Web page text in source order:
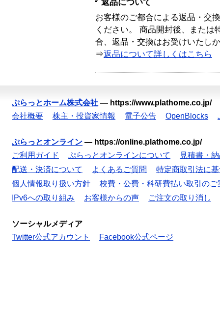
返品について
お客様のご都合による返品・交
ください。 商品開封後、または
合、返品・交換はお受けいたし
⇒返品について詳しくはこちら
ぷらっとホーム株式会社 — https://www.plathome.co.jp/
会社概要
株主・投資家情報 電子公告 OpenBlocks
ぷらっとオンライン — https://online.plathome.co.jp/
ご利用ガイド
ぷらっとオンラインについて
見積書・
配送・決済について
よくあるご質問
特定商取引法に
個人情報取り扱い方針
校費・公費・科研費払い取引のご
IPv6への取り組み
お客様からの声 ご注文の取り消し
ソーシャルメディア
Twitter公式アカウント
Facebook公式ページ